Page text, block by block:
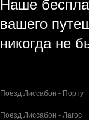
Наше
вашего
никогда не
Поезд Лиссабон - Порту
Поезд Лиссабон - Лагос